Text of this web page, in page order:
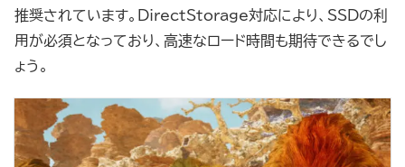
推奨されています。DirectStorage対応により、SSDの利
用が必須となっており、高速なロード時間も期待できるでし
ょう。